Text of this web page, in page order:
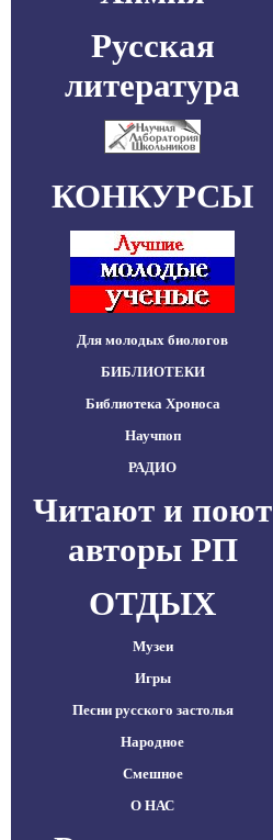
Русская
литература
КОНКУРСЫ
Для молодых биологов
БИБЛИОТЕКИ
Библиотека Хроноса
Научпоп
РАДИО
Читают и поют
авторы РП
ОТДЫХ
Музеи
Игры
Песни русского застолья
Народное
Смешное
О НАС